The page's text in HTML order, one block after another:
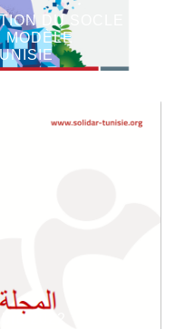
DU SOCLE
MODÈLE
2022